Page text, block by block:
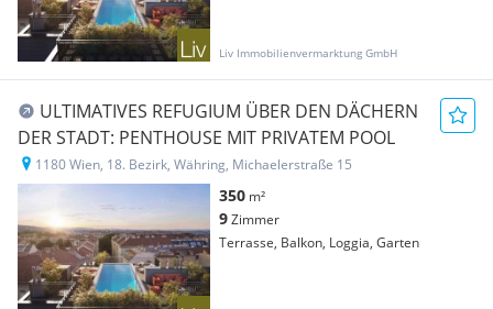
Liv Immobilienvermarktung GmbH
ULTIMATIVES REFUGIUM ÜBER DEN DÄCHERN
DER STADT: PENTHOUSE MIT PRIVATEM POOL
1180 Wien, 18. Bezirk, Währing, Michaelerstraße 15
350 m²
9Zimmer
Terrasse, Balkon, Loggia, Garten